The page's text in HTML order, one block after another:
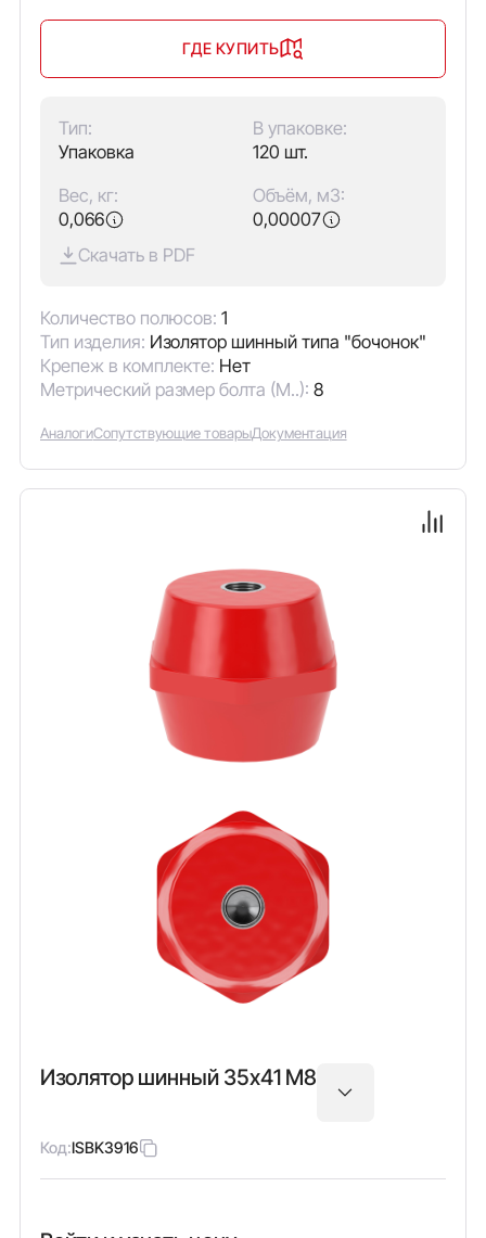
ГДЕ КУПИТЬ
Тип:
Упаковка
В упаковке:
120 шт.
Вес, кг:
0,066
Объём, м3:
0,00007
Скачать в PDF
Количество полюсов: 1
Тип изделия: Изолятор шинный типа "бочонок"
Крепеж в комплекте: Нет
Метрический размер болта (М..): 8
АналогиСопутствующие товарыДокументация
Изолятор шинный 35х41 М8
Код:ISBK3916